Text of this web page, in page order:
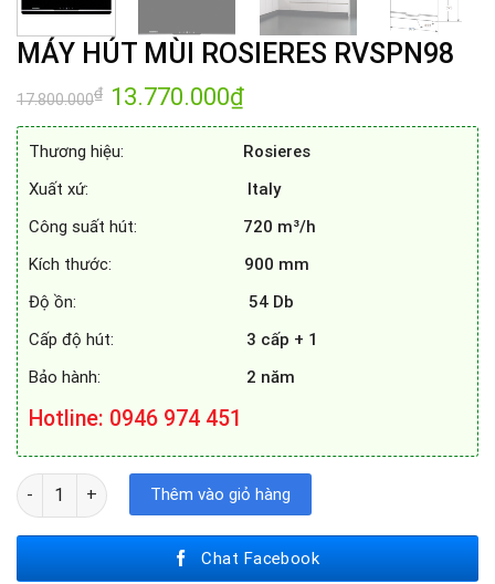
MÁY HÚT MÙI ROSIERES RVSPN98
17.800.000₫ Giá
gốc
là:
13.770.000₫Giá
tại
13.770.000₫.
Thương hiệu:
Rosieres
Xuất xứ:
Italy
Công suất hút:
720 m³/h
Kích thước: 900 mm
Độ ồn: 54 Db
Cấp độ hút: 3 cấp + 1
Bảo hành: 2 năm
Hotline: 0946 974 451
MÁY HÚT MÙI ROSIERES RVSPN98 số lượng
Thêm vào giỏ hàng
Chat Facebook